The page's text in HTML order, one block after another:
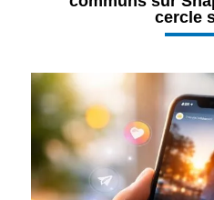
cercle